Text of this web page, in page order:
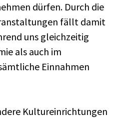
dürfen. Durch die
fällt damit
uns gleichzeitig
als auch im
Einnahmen
Kultureinrichtungen